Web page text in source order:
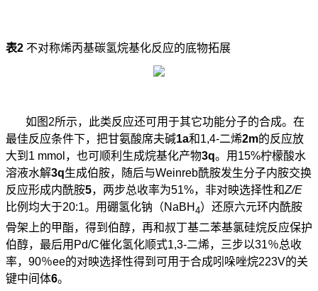
表2 不对称烯丙基碳氢烷基化反应的底物拓展
如图 2所示，此类反应还可用于其它功能分子的合成。在
最佳反应条件下，把甘氨酸席夫碱1a和1,4-二烯2m的反应放
大到 1 mmol ，也可顺利生成烷基化产物3q。用 15%柠檬酸水
溶液水解3q生成伯胺，随后与Weinreb酰胺发生分子内胺交换
反应形成内酰胺5，两步总收率为51%，非对映选择性和Z/E
比例均大于20:1。用硼氢化钠（NaBH 4）还原六元环内酰胺
骨架上的甲酯，得到伯醇，再和叔丁基二苯基氯硅烷反应保护
伯醇，最后用 Pd/C催化氢化顺式1,3-二烯，三步以31％总收
率， 90％ee的对映选择性得到可用于合成吲哚唑烷223V的关
键中间体6。